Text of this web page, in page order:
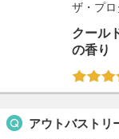
ザ・プロ
クール
の香り
アウトバストリ